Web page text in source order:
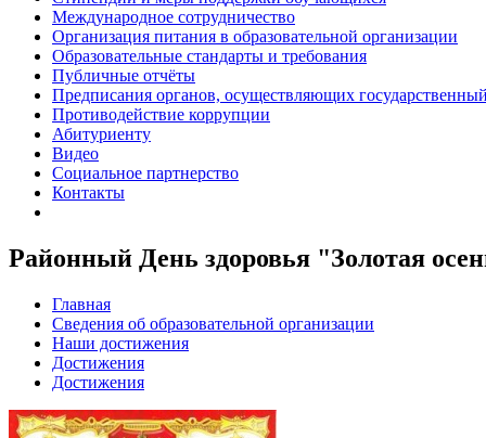
Международное сотрудничество
Организация питания в образовательной организации
Образовательные стандарты и требования
Публичные отчёты
Предписания органов, осуществляющих
Противодействие коррупции
Абитуриенту
Видео
Социальное партнерство
Контакты
Районный День здоровья "Золотая
Главная
Сведения об образовательной организации
Наши достижения
Достижения
Достижения